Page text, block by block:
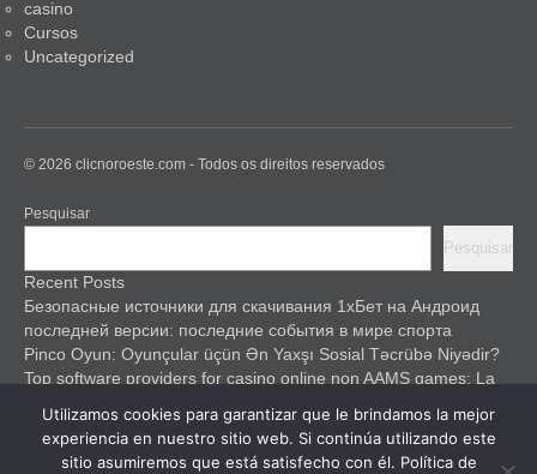
casino
Cursos
Uncategorized
© 2026 clicnoroeste.com - Todos os direitos reservados
Pesquisar
Pesquisar
Recent Posts
Безопасные источники для скачивания 1хБет на Андроид
последней версии: последние события в мире спорта
Pinco Oyun: Oyunçular üçün Ən Yaxşı Sosial Təcrübə Niyədir?
Top software providers for casino online non AAMS games: La
Pinco Casino: A Safe Haven for Gamblers
Pinco Guncel ilə Digər Ağıllı Evlər Texnologiyalarını Müqaysə
Utilizamos cookies para garantizar que le brindamos la mejor
experiencia en nuestro sitio web. Si continúa utilizando este
sitio asumiremos que está satisfecho con él. Política de